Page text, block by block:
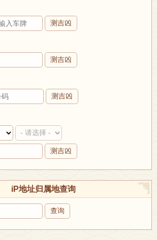
测吉凶
测吉凶
测吉凶
测吉凶
iP地址归属地查询
查询